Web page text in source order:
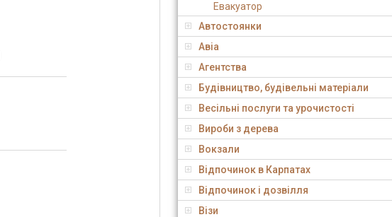
Евакуатор
Автостоянки
Авіа
Агентства
Будівництво, будівельні матеріали
Весільні послуги та урочистості
Вироби з дерева
Вокзали
Відпочинок в Карпатах
Відпочинок і дозвілля
Візи